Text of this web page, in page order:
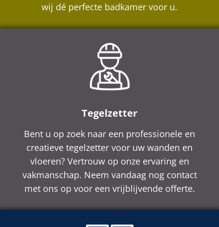
wij dé perfecte badkamer voor u.
Tegelzetter
Bent u op zoek naar een professionele en
creatieve tegelzetter voor uw wanden en
vloeren? Vertrouw op onze ervaring en
vakmanschap. Neem vandaag nog contact
met ons op voor een vrijblijvende offerte.